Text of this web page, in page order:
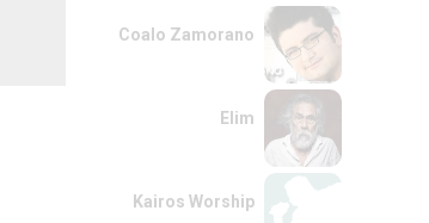
Coalo Zamorano
Elim
Kairos Worship